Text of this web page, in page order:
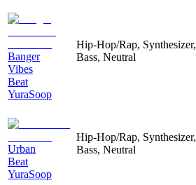
Banger
Vibes
Beat
YuraSoop
Hip-Hop/Rap, Synthesizer,
Bass, Neutral
Urban
Beat
YuraSoop
Hip-Hop/Rap, Synthesizer,
Bass, Neutral